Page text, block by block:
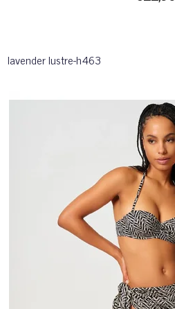
lavender lustre-h463